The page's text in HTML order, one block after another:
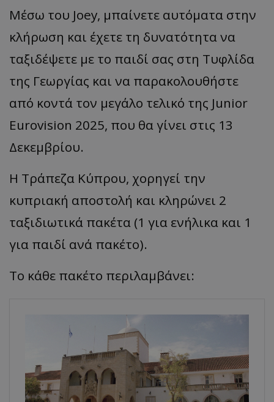
Μέσω του Joey, μπαίνετε αυτόματα στην
κλήρωση και έχετε τη δυνατότητα να
ταξιδέψετε με το παιδί σας στη Τυφλίδα
της Γεωργίας και να παρακολουθήστε
από κοντά τον μεγάλο τελικό της Junior
Eurovision 2025, που θα γίνει στις 13
Δεκεμβρίου.
Η Τράπεζα Κύπρου, χορηγεί την
κυπριακή αποστολή και κληρώνει 2
ταξιδιωτικά πακέτα (1 για ενήλικα και 1
για παιδί ανά πακέτο).
Το κάθε πακέτο περιλαμβάνει: